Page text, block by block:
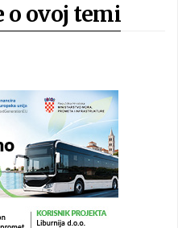
o ovoj temi